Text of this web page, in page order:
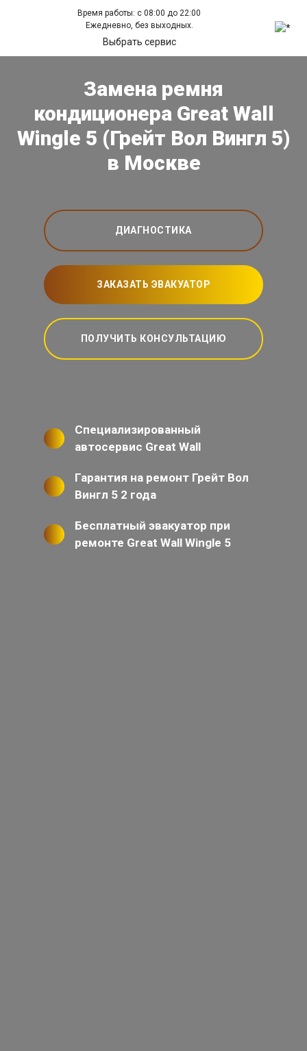
Время работы: с 08:00 до 22:00
Ежедневно, без выходных.
Выбрать сервис
Замена ремня
кондиционера Great Wall
Wingle 5 (Грейт Вол Вингл 5)
в Москве
ДИАГНОСТИКА
ЗАКАЗАТЬ ЭВАКУАТОР
ПОЛУЧИТЬ КОНСУЛЬТАЦИЮ
Специализированный
автосервис Great Wall
Гарантия на ремонт Грейт Вол
Вингл 5 2 года
Бесплатный эвакуатор при
ремонте Great Wall Wingle 5